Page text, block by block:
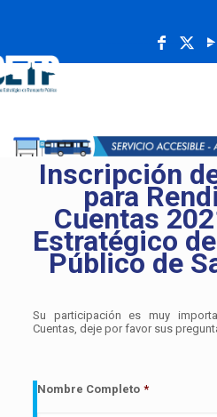
Inscripción
para
Cuentas
Estratégico
Público de
Su participación es muy
Cuentas, deje por favor sus
Nombre Completo *